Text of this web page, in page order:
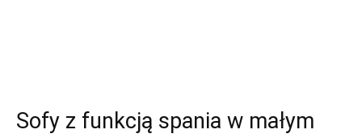
Sofy z funkcją spania w małym